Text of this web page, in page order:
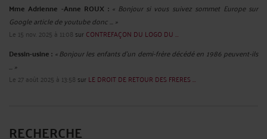
ParMurielle-Isabelle CAHEN